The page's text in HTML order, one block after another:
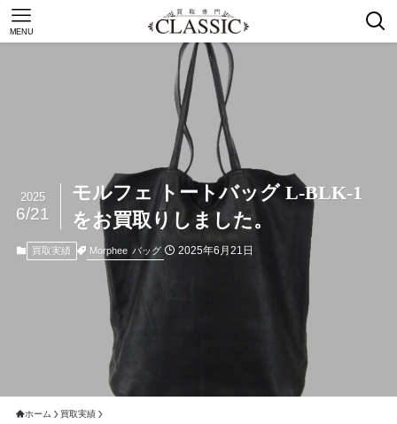
MENU
モルフェ トートバッグ L-BLK-1
をお買取りしました。
2025
6/21
買取実績 Morphee バッグ 2025年6月21日
ホーム 買取実績